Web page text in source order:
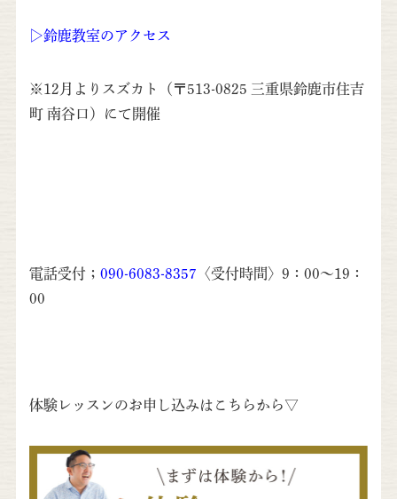
▷鈴鹿教室のアクセス
※12月よりスズカト（〒513-0825 三重県鈴鹿市住吉
町 南谷口）にて開催
電話受付； 090-6083-8357 〈受付時間〉9：00～19：
00
体験レッスンのお申し込みはこちらから▽